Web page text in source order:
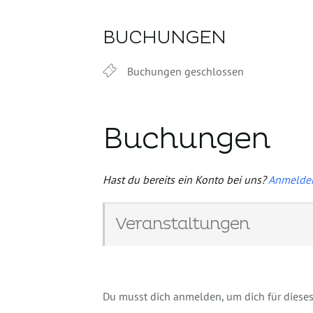
BUCHUNGEN
Buchungen geschlossen
Buchungen
Hast du bereits ein Konto bei uns?
Veranstaltungen
Du musst dich anmelden, um dich für